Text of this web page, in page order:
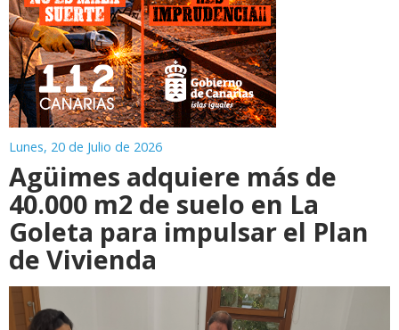
Lunes, 20 de Julio de 2026
Agüimes adquiere más de
40.000 m2 de suelo en La
Goleta para impulsar el Plan
de Vivienda